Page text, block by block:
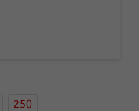
250